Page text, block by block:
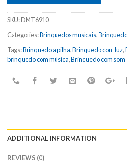
SKU:DMT6910
Categories:Brinquedos musicais,
Tags:Brinquedo a pilha,Brinquedo com luz,
brinquedo com música,Brinquedo com som
ADDITIONAL INFORMATION
REVIEWS (0)